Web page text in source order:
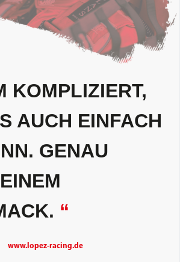
KOMPLIZIERT,
AUCH EINFACH
GENAU
“
www.lopez-racing.de